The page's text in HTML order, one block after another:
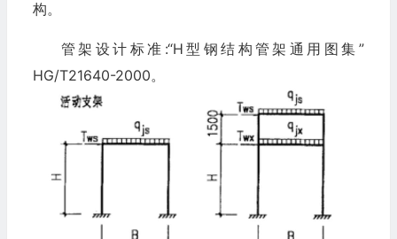
构。
管架设计标准:“H型钢结构管架通用图集”
HG/T21640-2000。